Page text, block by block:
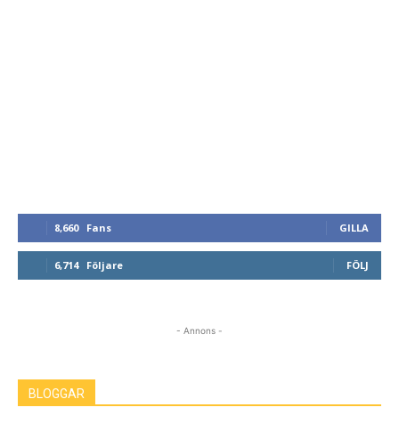
8,660 Fans GILLA
6,714 Följare FÖLJ
- Annons -
BLOGGAR